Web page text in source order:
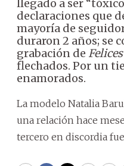
llegado a ser
declaraciones que
mayoría de
duraron 2 años; se
grabación de
flechados. Por un
enamorados.
La modelo Natalia
una relación hace
tercero en discordia